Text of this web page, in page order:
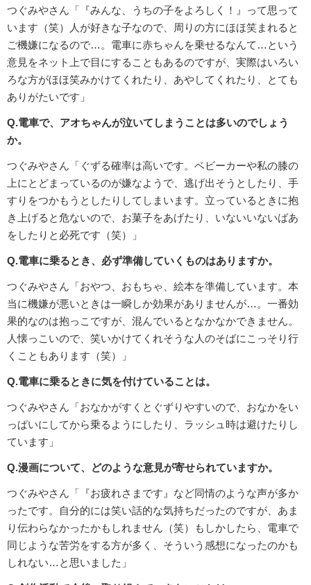
つぐみやさん「『みんな、うちの子をよろしく！』って思って
います（笑）人が好きな子なので、周りの方にほほ笑まれると
ご機嫌になるので…。電車に赤ちゃんを乗せるなんて…という
意見をネット上で目にすることもあるのですが、実際はいろい
ろな方がほほ笑みかけてくれたり、あやしてくれたり、とても
ありがたいです」
Q.電車で、アオちゃんが泣いてしまうことは多いのでしょう
か。
つぐみやさん「ぐずる確率は高いです。ベビーカーや私の膝の
上にとどまっているのが嫌なようで、逃げ出そうとしたり、手
すりをつかもうとしたりしてしまいます。立っているときに抱
き上げると危ないので、お菓子をあげたり、いないいないばあ
をしたりと必死です（笑）」
Q.電車に乗るとき、必ず準備していくものはありますか。
つぐみやさん「おやつ、おもちゃ、絵本を準備しています。本
当に機嫌が悪いときは一瞬しか効果がありませんが…。一番効
果的なのは抱っこですが、混んでいるとなかなかできません。
人懐っこいので、笑いかけてくれそうな人のそばにこっそり行
くこともあります（笑）」
Q.電車に乗るときに気を付けていることは。
つぐみやさん「おなかがすくとぐずりやすいので、おなかをい
っぱいにしてから乗るようにしたり、ラッシュ時は避けたりし
ています」
Q.漫画について、どのような意見が寄せられていますか。
つぐみやさん「『お疲れさまです』など同情のような声が多か
ったです。自分的には笑い話的な気持ちだったのですが、あま
り伝わらなかったかもしれません（笑）もしかしたら、電車で
同じような苦労をする方が多く、そういう感想になったのかも
しれない…と思いました」